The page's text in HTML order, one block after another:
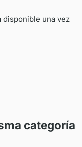
disponible una vez
categoría